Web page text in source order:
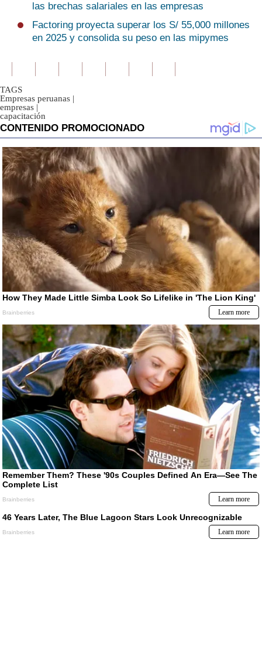
las brechas salariales en las empresas
Factoring proyecta superar los S/ 55,000 millones
en 2025 y consolida su peso en las mipymes
TAGS
Empresas peruanas |
empresas |
capacitación